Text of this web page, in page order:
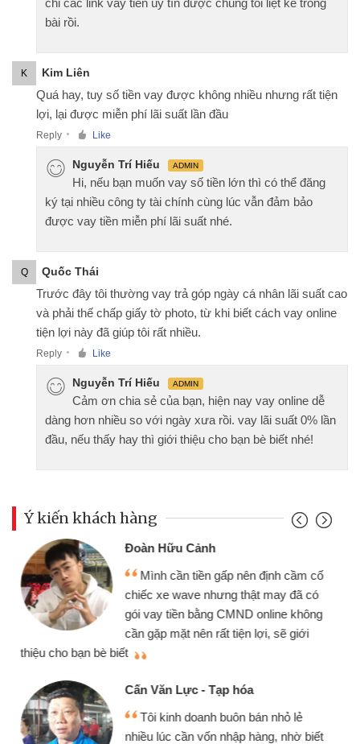
bài rồi.
K Kim Liên
Quá hay, tuy số tiền vay được không nhiều nhưng rất tiện
lợi, lại được miễn phí lãi suất lần đầu
Reply ● Like
Nguyễn Trí Hiếu ADMIN
Hi, nếu bạn muốn vay số tiền lớn thì có thể đăng
ký tại nhiều công ty tài chính cùng lúc vẫn đảm bảo
được vay tiền miễn phí lãi suất nhé.
Q Quốc Thái
Trước đây tôi thường vay trả góp ngày cá nhân lãi suất cao
và phải thế chấp giấy tờ photo, từ khi biết cách vay online
tiện lợi này đã giúp tôi rất nhiều.
Reply ● Like
Nguyễn Trí Hiếu ADMIN
Cảm ơn chia sẻ của bạn, hiện nay vay online dễ
dàng hơn nhiều so với ngày xưa rồi. vay lãi suất 0% lần
đầu, nếu thấy hay thì giới thiệu cho bạn bè biết nhé!
Ý kiến khách hàng
Đoàn Hữu Cảnh
Mình cần tiền gấp nên định cầm cố
chiếc xe wave nhưng thật may đã có
gói vay tiền bằng CMND online không
cần gặp mặt nên rất tiện lợi, sẽ giới
thiệu cho bạn bè biết
Cấn Văn Lực - Tạp hóa
Tôi kinh doanh buôn bán nhỏ lẻ
nhiều lúc cần vốn nhập hàng, nhờ biết